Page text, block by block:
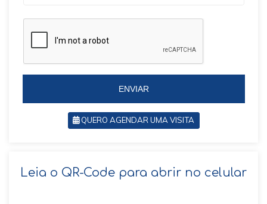
i
5
5
ENVIAR
QUERO AGENDAR UMA VISITA
Leia o QR-Code para abrir no celular